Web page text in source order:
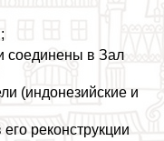
соединены в Зал
(индонезийские и
реконструкции